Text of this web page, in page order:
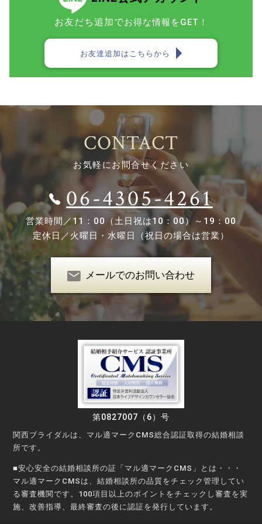
お友だち追加でお得な情報をGET！
お友達追加はこちらから
CONTACT
お気軽にお問合せください
06-4305-4261
営業時間／ 11：00（土日祝は10：00）～19：00
定休日／火曜日・水曜日（祝日の場合は営業）
メールでのお問い合わせ
第0827007（6）号
関西ブライダルは、マル適マークCMS総合認証取得の結婚相談
所です。
■安心安全の結婚相談所の証「マル適マークCMS」とは・・・
マル適マークCMSは、結婚相談所の品質をチェック管理してい
る審査機関です。100項目以上のポイントをチェックし審査を実
施、改善指導、最終審査の後に認証を発行しています。